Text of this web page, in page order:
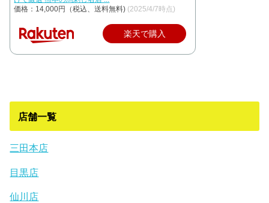
価格：14,000円（税込、送料無料) (2025/4/7時点)
楽天で購入
店舗一覧
三田本店
目黒店
仙川店